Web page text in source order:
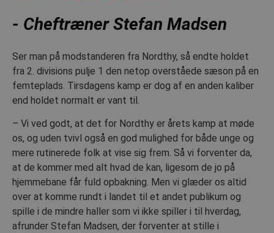
- Cheftræner Stefan Madsen
Ser man på modstanderen fra Nordthy, så endte holdet
fra 2. divisions pulje 1 den netop overståede sæson på en
femteplads. Tirsdagens kamp er dog af en anden kaliber
end holdet normalt er vant til.
– Vi ved godt, at det for Nordthy er årets kamp at møde
os, og uden tvivl også en god mulighed for både unge og
mere rutinerede folk at vise sig frem. Så vi forventer da,
at de kommer med alt hvad de kan, ligesom de jo på
hjemmebane får fuld opbakning. Men vi glæder os altid
over at komme rundt i landet til et andet publikum og
spille i de mindre haller som vi ikke spiller i til hverdag,
afrunder Stefan Madsen, der forventer at stille i